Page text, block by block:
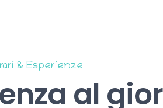
& Esperienze
al